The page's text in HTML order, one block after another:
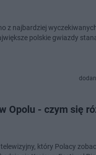
z najbardziej
polskie gwiazdy
Opolu - czym się
który Polacy